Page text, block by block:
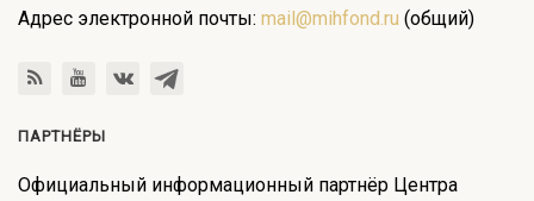
Адрес электронной почты: mail@mihfond.ru (общий)
ПАРТНЁРЫ
Официальный информационный партнёр Центра